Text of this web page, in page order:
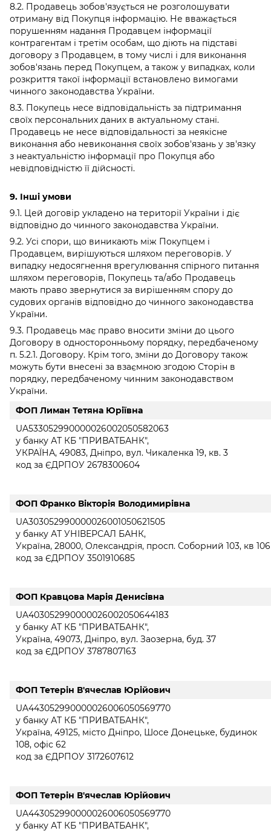
8.2. Продавець зобов'язується не розголошувати
отриману від Покупця інформацію. Не вважається
порушенням надання Продавцем інформації
контрагентам і третім особам, що діють на підставі
договору з Продавцем, в тому числі і для виконання
зобов'язань перед Покупцем, а також у випадках, коли
розкриття такої інформації встановлено вимогами
чинного законодавства України.
8.3. Покупець несе відповідальність за підтримання
своїх персональних даних в актуальному стані.
Продавець не несе відповідальності за неякісне
виконання або невиконання своїх зобов'язань у зв'язку
з неактуальністю інформації про Покупця або
невідповідністю її дійсності.
9. Інші умови
9.1. Цей договір укладено на території України і діє
відповідно до чинного законодавства України.
9.2. Усі спори, що виникають між Покупцем і
Продавцем, вирішуються шляхом переговорів. У
випадку недосягнення врегулювання спірного питання
шляхом переговорів, Покупець та/або Продавець
мають право звернутися за вирішенням спору до
судових органів відповідно до чинного законодавства
України.
9.3. Продавець має право вносити зміни до цього
Договору в односторонньому порядку, передбаченому
п. 5.2.1. Договору. Крім того, зміни до Договору також
можуть бути внесені за взаємною згодою Сторін в
порядку, передбаченому чинним законодавством
України.
ФОП Лиман Тетяна Юріївна
UA533052990000026002050582063
у банку АТ КБ "ПРИВАТБАНК",
УКРАЇНА, 49083, Дніпро, вул. Чикаленка 19, кв. 3
код за ЄДРПОУ 2678300604
ФОП Франко Вікторія Володимирівна
UA303052990000026001050621505
у банку АТ УНІВЕРСАЛ БАНК,
Україна, 28000, Олександрія, просп. Соборний 103, кв 106
код за ЄДРПОУ 3501910685
ФОП Кравцова Марія Денисівна
UA403052990000026002050644183
у банку АТ КБ "ПРИВАТБАНК",
Україна, 49073, Дніпро, вул. Заозерна, буд. 37
код за ЄДРПОУ 3787807163
ФОП Тетерін В'ячеслав Юрійович
UA443052990000026006050569770
у банку АТ КБ "ПРИВАТБАНК",
Україна, 49125, місто Дніпро, Шосе Донецьке, будинок
108, офіс 62
код за ЄДРПОУ 3172607612
ФОП Тетерін В'ячеслав Юрійович
UA443052990000026006050569770
у банку АТ КБ "ПРИВАТБАНК",